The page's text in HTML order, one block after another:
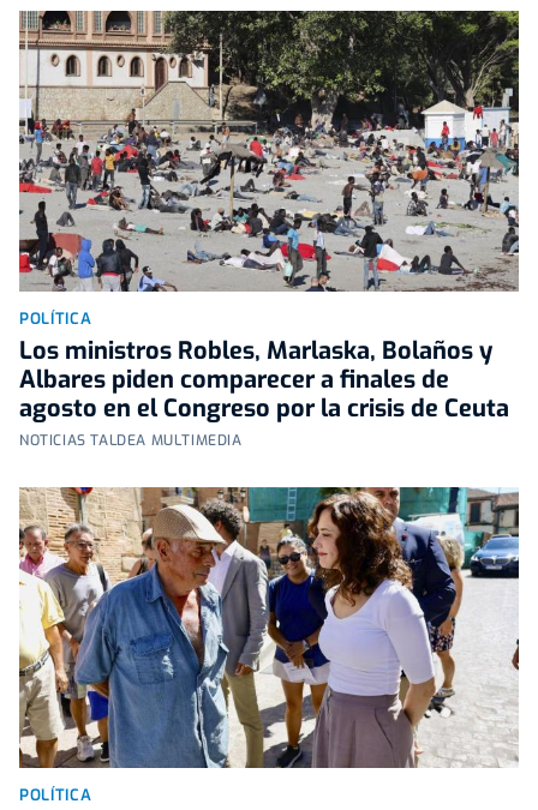
POLÍTICA
Los ministros Robles, Marlaska, Bolaños y
Albares piden comparecer a finales de
agosto en el Congreso por la crisis de Ceuta
NOTICIAS TALDEA MULTIMEDIA
POLÍTICA